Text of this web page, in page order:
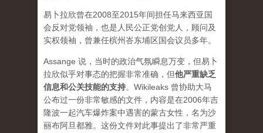
易卜拉欣曾在2008至2015年间担任马来西亚国
会反对党领袖，也是人民公正党创党人，顾问及
实权领袖，曾兼任槟州峇东埔区国会议员多年。
Assange 说，当时的政治气氛瞬息万变，但易卜
拉欣似乎对事态的把握非常准确，但他严重缺乏
信息和公关技能的支持。Wikileaks 曾协助大马
公布过一份非常敏感的文件，内容是在2006年吉
隆波一起汽车爆炸案中遇害的蒙古女性，名为沙
丽布阿旦都雅。这份文件对此事提出了非常严重